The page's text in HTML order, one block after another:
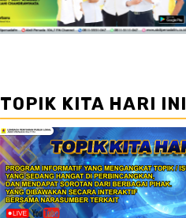
TOPIK KITA HARI INI